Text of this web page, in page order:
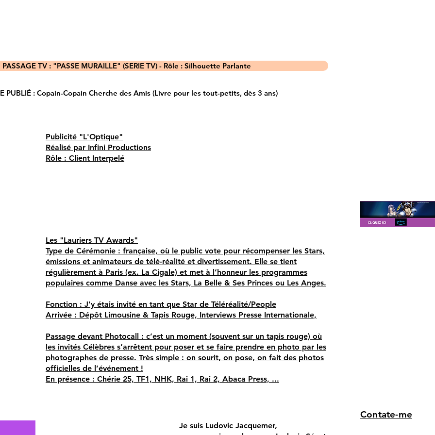
PASSAGE TV : "PASSE MURAILLE" (SERIE TV) - Rôle : Silhouette Parlante
PUBLIÉ : Copain-Copain Cherche des Amis (Livre pour les tout-petits, dès 3 ans)
Publicité "L'Optique"
Réalisé par Infini Productions
Rôle : Client Interpelé
Les "Lauriers TV Awards"
Type de Cérémonie : française, où le public vote pour récompenser les Stars,
émissions et animateurs de télé-réalité et divertissement. Elle se tient
régulièrement à Paris (ex. La Cigale) et met à l’honneur les programmes
populaires comme Danse avec les Stars, La Belle & Ses Princes ou Les Anges.
Fonction : J'y étais invité en tant que Star de Téléréalité/People
Arrivée : Dépôt Limousine & Tapis Rouge, Interviews Presse Internationale,
Passage devant Photocall : c’est un moment (souvent sur un tapis rouge) où
les invités Célèbres s’arrêtent pour poser et se faire prendre en photo par les
photographes de presse. Très simple : on sourit, on pose, on fait des photos
officielles de l’événement !
En présence : Chérie 25, TF1, NHK, Rai 1, Rai 2, Abaca Press, ...
Contate-me
Je suis Ludovic Jacquemer,